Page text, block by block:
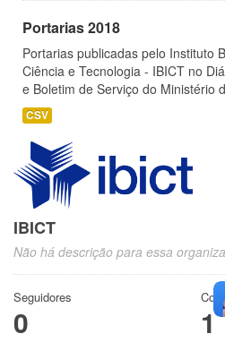
Portarias 2018
Portarias publicadas pelo Instituto
Ciência e Tecnologia - IBICT no
e Boletim de Serviço do Ministério
CSV
IBICT
Não há descrição para essa
Seguidores
0 1